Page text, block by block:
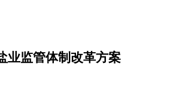
业监管体制改革方案